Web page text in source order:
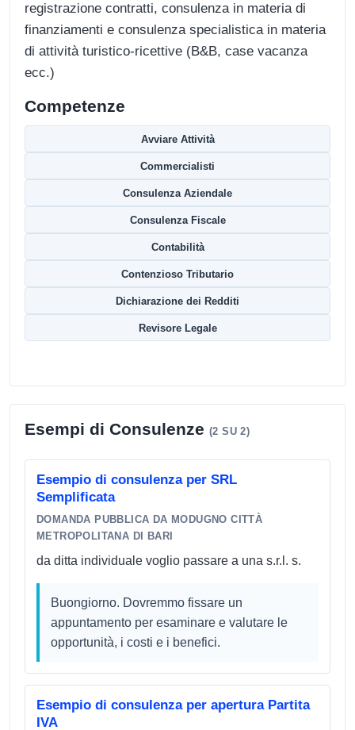
registrazione contratti, consulenza in materia di
finanziamenti e consulenza specialistica in materia
di attività turistico-ricettive (B&B, case vacanza
ecc.)
Competenze
Avviare Attività
Commercialisti
Consulenza Aziendale
Consulenza Fiscale
Contabilità
Contenzioso Tributario
Dichiarazione dei Redditi
Revisore Legale
Esempi di Consulenze (2 SU 2)
Esempio di consulenza per SRL
Semplificata
DOMANDA PUBBLICA DA MODUGNO CITTÀ
METROPOLITANA DI BARI
da ditta individuale voglio passare a una s.r.l. s.
Buongiorno. Dovremmo fissare un
appuntamento per esaminare e valutare le
opportunità, i costi e i benefici.
Esempio di consulenza per apertura Partita
IVA